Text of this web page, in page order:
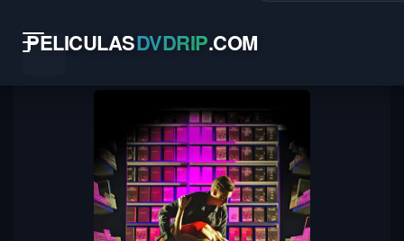
PELICULASDVDRIP.COM